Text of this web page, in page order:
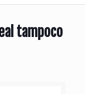
tampoco